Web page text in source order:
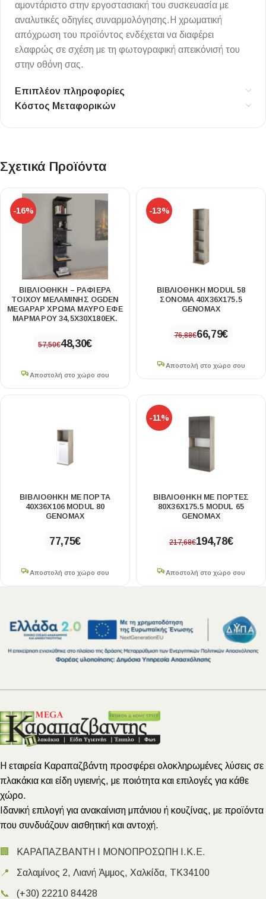
αμοντάριστο στην εργοστασιακή του συσκευασία με
αναλυτικές οδηγίες συναρμολόγησης.Η χρωματική
απόχρωση του προϊόντος ενδέχεται να διαφέρει
ελαφρώς σε σχέση με τη φωτογραφική απεικόνισή του
στην οθόνη σας.
Επιπλέον πληροφορίες
Κόστος Μεταφορικών
Σχετικά Προϊόντα
-16%
ΒΙΒΛΙΟΘΉΚΗ – ΡΑΦΙΈΡΑ
ΤΟΊΧΟΥ ΜΕΛΑΜΊΝΗΣ OGDEN
MEGAPAP ΧΡΏΜΑ ΜΑΎΡΟ ΕΦΈ
ΜΑΡΜΆΡΟΥ 34,5X30X180ΕΚ.
57,50€48,30€
Αποστολή στο χώρο σου
-13%
ΒΙΒΛΙΟΘΉΚΗ MODUL 58
ΣΌΝΟΜΑ 40X36X175.5
GENOMAX
76,88€66,79€
Αποστολή στο χώρο σου
ΒΙΒΛΙΟΘΉΚΗ ΜΕ ΠΌΡΤΑ
40X36X106 MODUL 80
GENOMAX
77,75€
Αποστολή στο χώρο σου
-11%
ΒΙΒΛΙΟΘΉΚΗ ΜΕ ΠΌΡΤΕΣ
80X36X175.5 MODUL 65
GENOMAX
217,68€194,78€
Αποστολή στο χώρο σου
Η εταιρεία Καραπαζβάντη προσφέρει ολοκληρωμένες λύσεις σε
πλακάκια και είδη υγιεινής, με ποιότητα και επιλογές για κάθε
χώρο.
Ιδανική επιλογή για ανακαίνιση μπάνιου ή κουζίνας, με προϊόντα
που συνδυάζουν αισθητική και αντοχή.
🏢 ΚΑΡΑΠΑΖΒΑΝΤΗ Ι ΜΟΝΟΠΡΟΣΩΠΗ Ι.Κ.Ε.
📍 Σαλαμίνος 2, Λιανή Άμμος, Χαλκίδα, ΤΚ34100
📞 (+30) 22210 84428